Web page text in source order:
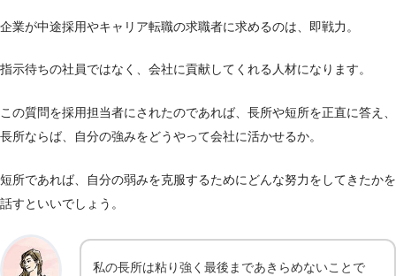
企業が中途採用やキャリア転職の求職者に求めるのは、即戦力。
指示待ちの社員ではなく、会社に貢献してくれる人材になります。
この質問を採用担当者にされたのであれば、長所や短所を正直に答え、
長所ならば、自分の強みをどうやって会社に活かせるか。
短所であれば、自分の弱みを克服するためにどんな努力をしてきたかを
話すといいでしょう。
私の長所は粘り強く最後まであきらめないことで